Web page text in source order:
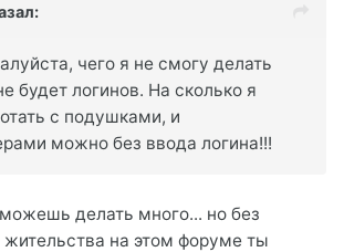
чего я не смогу делать
будет логинов. На сколько я
с подушками, и
можно без ввода логина!!!
делать много... но без
жительства на этом форуме ты